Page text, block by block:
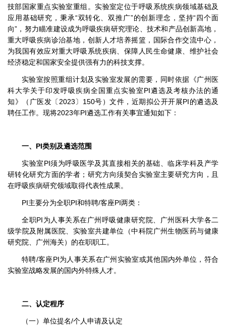
技部国家重点实验室重组。实验室定位于呼吸系统疾病领域基础及
应用基础研究，秉承“双转化、双推广”的创新理念，坚持“四个面
向”，努力瞄准建设成为呼吸疾病研究理论、技术和产品创新高地，
重大呼吸疾病诊治基地，创新人才培养摇篮，国际合作交流中心，
为我国有效应对重大呼吸系统疾病、保障人民生命健康、维护社会
经济稳定和国家安全提供强有力的科技支撑。
实验室按照重组计划及实验室发展的需要，同时依据《广州医
科大学关于印发呼吸疾病全国重点实验室PI遴选及考核办法的通
知》（广医发〔2023〕150号）文件，近期拟公开开展PI的遴选及
聘任工作。现将2023年PI遴选工作有关事宜通知如下：
一、PI类别及遴选范围
实验室PI须为呼吸医学及其直接相关的基础、临床学科及产学
研转化研究方面的学者；研究方向须契合实验室主要研究方向，且
在呼吸疾病研究领域取得代表性成果。
PI主要分为全职PI和特聘/客座PI两类：
全职PI为人事关系在广州呼吸健康研究院、广州医科大学各二
级学院及附属医院、实验室共建单位（中科院广州生物医药与健康
研究院、广州海关）的在职职工。
特聘/客座PI为人事关系在广州实验室或其他国内外单位，符合
实验室战略发展的国内外特殊人才。
二、认定程序
（一）单位提名/个人申请及认定